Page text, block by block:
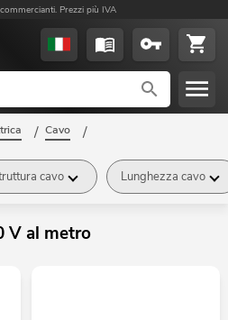
Prezzi più IVA
/ Cavo /
cavo Lunghezza cavo
V al metro